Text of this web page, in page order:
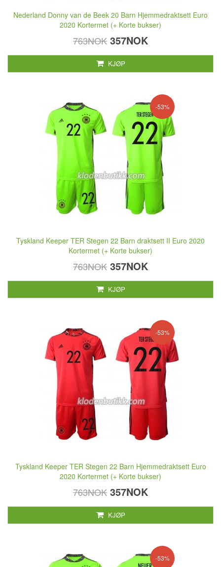
Nederland Donny van de Beek 20 Barn Hjemmedraktsett Euro
2020 Kortermet (+ Korte bukser)
763NOK 357NOK
KJØP
-53%
Tyskland Keeper TER Stegen 22 Barn draktsett II Euro 2020
Kortermet (+ Korte bukser)
763NOK 357NOK
KJØP
-53%
Tyskland Keeper TER Stegen 22 Barn Hjemmedraktsett Euro
2020 Kortermet (+ Korte bukser)
763NOK 357NOK
KJØP
-53%